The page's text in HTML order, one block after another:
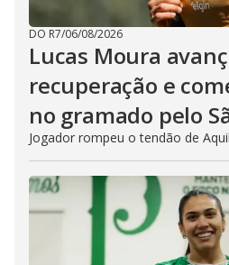
DO R7/06/08/2026
Lucas Moura
recuperação e
no gramado pelo
Jogador rompeu o tendão de